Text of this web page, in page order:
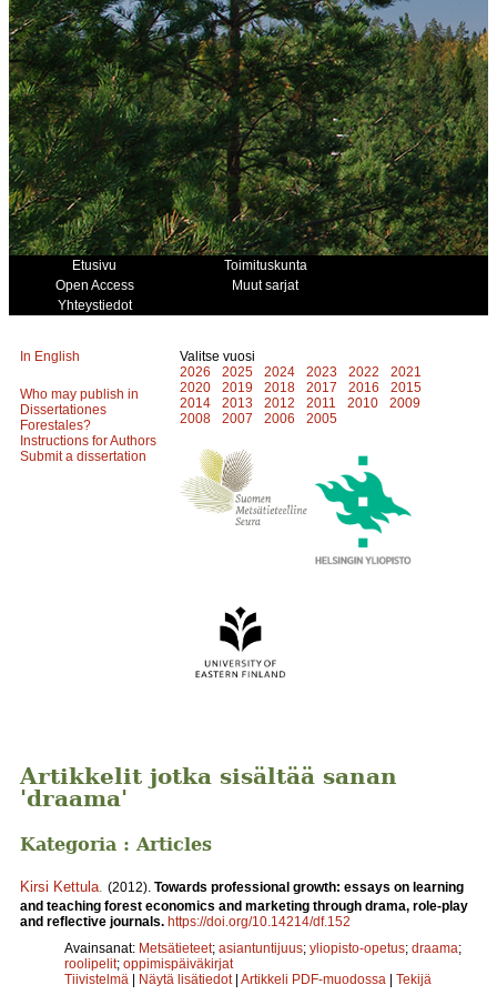
Etusivu
Toimituskunta
Open Access
Muut sarjat
Yhteystiedot
In English
Who may publish in
Dissertationes
Forestales?
Instructions for Authors
Submit a dissertation
Valitse vuosi
2026
2025 2024 2023 2022
2021
2020
2019 2018 2017 2016
2015
2014
2013 2012 2011 2010
2009
2008
2007 2006 2005
Artikkelit jotka sisältää sanan
'draama'
Kategoria : Articles
Kirsi Kettula (2012). Towards professional growth: essays on learning
and teaching forest economics and marketing through drama, role-play
and reflective journals. https://doi.org/10.14214/df.152
Avainsanat: Metsätieteet; asiantuntijuus; yliopisto-opetus; draama;
roolipelit; oppimispäiväkirjat
Tiivistelmä | Näytä lisätiedot | Artikkeli PDF-muodossa | Tekijä